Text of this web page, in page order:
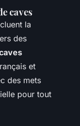
caves
la
des
et
des mets
pour tout